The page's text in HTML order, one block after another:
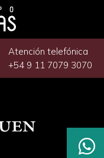
Atención telefónica
+54 9 11 7079 3070
